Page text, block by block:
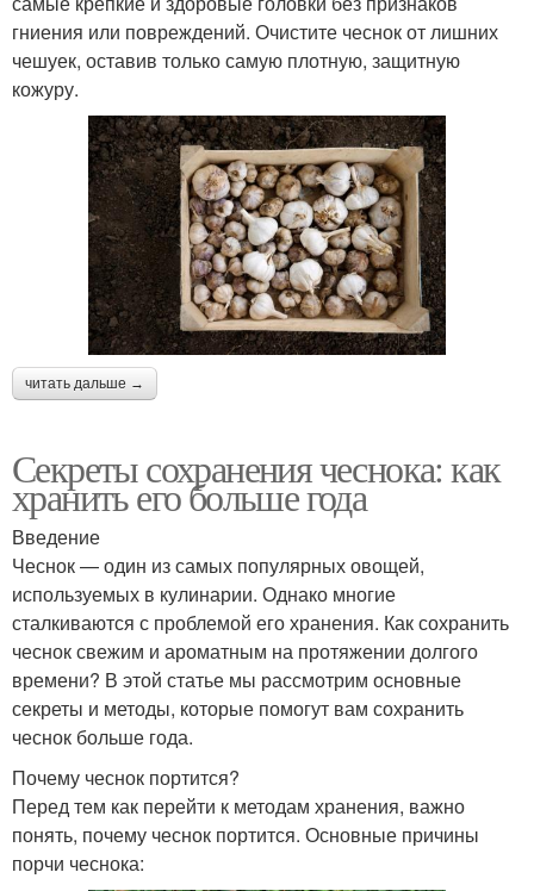
гниения или повреждений. Очистите чеснок от лишних
чешуек, оставив только самую плотную, защитную
кожуру.
читать дальше →
Секреты сохранения чеснока: как
хранить его больше года
Введение
Чеснок — один из самых популярных овощей,
используемых в кулинарии. Однако многие
сталкиваются с проблемой его хранения. Как сохранить
чеснок свежим и ароматным на протяжении долгого
времени? В этой статье мы рассмотрим основные
секреты и методы, которые помогут вам сохранить
чеснок больше года.
Почему чеснок портится?
Перед тем как перейти к методам хранения, важно
понять, почему чеснок портится. Основные причины
порчи чеснока: